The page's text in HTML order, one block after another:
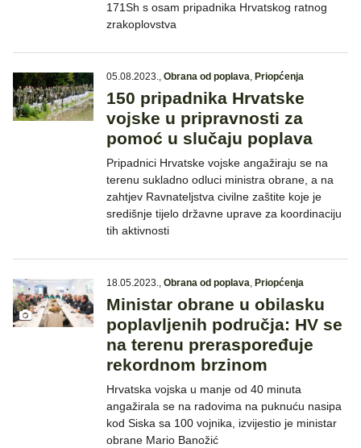
171Sh s osam pripadnika Hrvatskog ratnog
zrakoplovstva
05.08.2023., Obrana od poplava, Priopćenja
150 pripadnika Hrvatske
vojske u pripravnosti za
pomoć u slučaju poplava
Pripadnici Hrvatske vojske angažiraju se na
terenu sukladno odluci ministra obrane, a na
zahtjev Ravnateljstva civilne zaštite koje je
središnje tijelo državne uprave za koordinaciju
tih aktivnosti
18.05.2023., Obrana od poplava, Priopćenja
Ministar obrane u obilasku
poplavljenih područja: HV se
na terenu preraspoređuje
rekordnom brzinom
Hrvatska vojska u manje od 40 minuta
angažirala se na radovima na puknuću nasipa
kod Siska sa 100 vojnika, izvijestio je ministar
obrane Mario Banožić